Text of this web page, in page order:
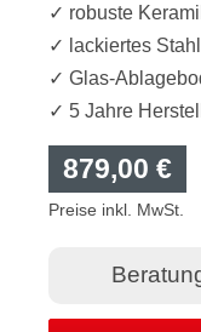
✓ robuste
✓ lackiertes
✓ Glas-
✓ 5 Jahre
879,00 €
Preise inkl. MwSt.